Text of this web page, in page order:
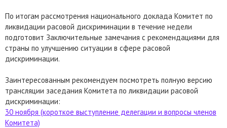
По итогам рассмотрения национального доклада Комитет по
ликвидации расовой дискриминации в течение недели
подготовит Заключительные замечания с рекомендациями для
страны по улучшению ситуации в сфере расовой
дискриминации.
Заинтересованным рекомендуем посмотреть полную версию
трансляции заседания Комитета по ликвидации расовой
дискриминации:
30 ноября (короткое выступление делегации и вопросы членов
Комитета)